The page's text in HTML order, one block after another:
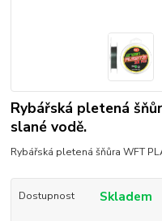
Rybářská pletená
slané vodě.
Rybářská pletená šňůra WFT
Dostupnost Skladem